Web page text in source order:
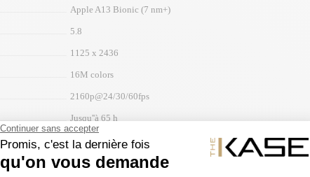
Apple A13 Bionic (7 nm+)
5.8
1125 x 2436
16M colors
2160p@24/30/60fps
Jusqu''à 65 h
3046 mAh
Li-Ion